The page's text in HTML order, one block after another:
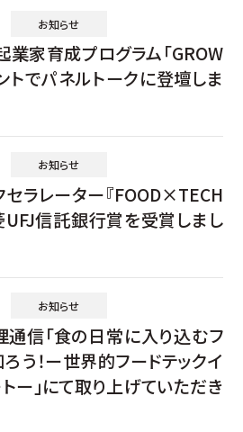
お知らせ
業家育成プログラム「GROW
トでパネルトークに登壇しま
お知らせ
セラレーター『FOOD×TECH
信託銀行賞を受賞しまし
お知らせ
通信「食の日常に入り込むフ
う！ー世界的フードテックイ
トー」にて取り上げていただき